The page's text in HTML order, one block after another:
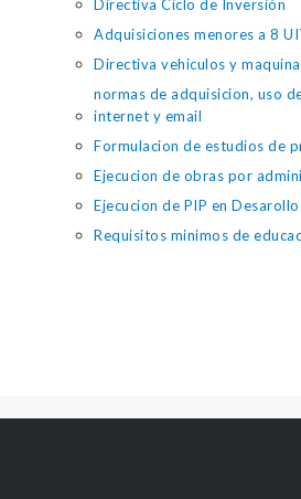
Directiva Ciclo de Inversión
Adquisiciones menores a 8
Directiva vehiculos y
normas de adquisicion, uso
internet y email
Formulacion de estudios de
Ejecucion de obras por
Ejecucion de PIP en
Requisitos minimos de